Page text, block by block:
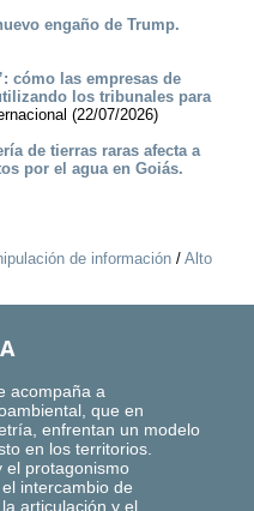
engaño de Trump.
cómo las empresas de
los tribunales para
(22/07/2026)
de tierras raras afecta a
por el agua en Goiás.
de información / Alto
acompaña a
que en
enfrentan un modelo
en los territorios.
el protagonismo
intercambio de
articulación y el